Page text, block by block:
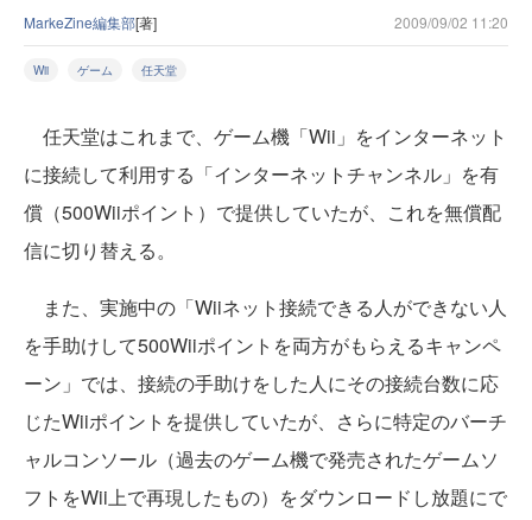
MarkeZine編集部[著] 2009/09/02 11:20
Wii ゲーム 任天堂
任天堂はこれまで、ゲーム機「Wii」をインターネット
に接続して利用する「インターネットチャンネル」を有
償（500Wiiポイント）で提供していたが、これを無償配
信に切り替える。
また、実施中の「Wiiネット接続できる人ができない人
を手助けして500Wiiポイントを両方がもらえるキャンペ
ーン」では、接続の手助けをした人にその接続台数に応
じたWiiポイントを提供していたが、さらに特定のバーチ
ャルコンソール（過去のゲーム機で発売されたゲームソ
フトをWii上で再現したもの）をダウンロードし放題にで